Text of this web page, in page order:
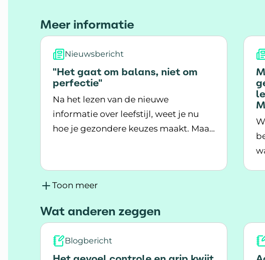
Meer informatie
Nieuwsbericht
"Het gaat om balans, niet om
perfectie"
Na het lezen van de nieuwe
informatie over leefstijl, weet je nu
hoe je gezondere keuzes maakt. Maar,
tegenzit?
Toon meer
Wat anderen zeggen
Blogbericht